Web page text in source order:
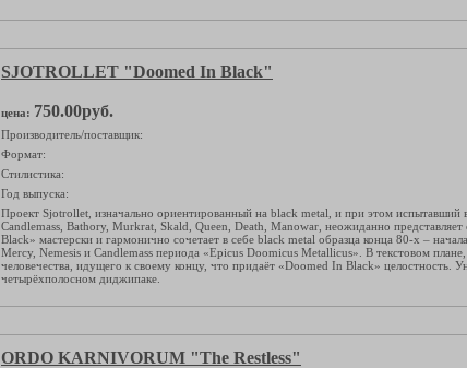
SJOTROLLET "Doomed In Black"
цена: 750.00руб.
Производитель/поставщик:
Формат:
Стилистика:
Год выпуска:
Проект Sjotrollet, изначально ориентированный на black metal, и при этом испытавший
Candlemass, Bathory, Murkrat, Skald, Queen, Death, Manowar, неожиданно
Black» мастерски и гармонично сочетает в себе black metal образца конца 80-х –
Mercy, Nemesis и Candlemass периода «Epicus Doomicus Metallicus». В текстовом
человечества, идущего к своему концу, что придаёт «Doomed In Black» целостность.
четырёхполосном диджипаке.
ORDO KARNIVORUM "The Restless"